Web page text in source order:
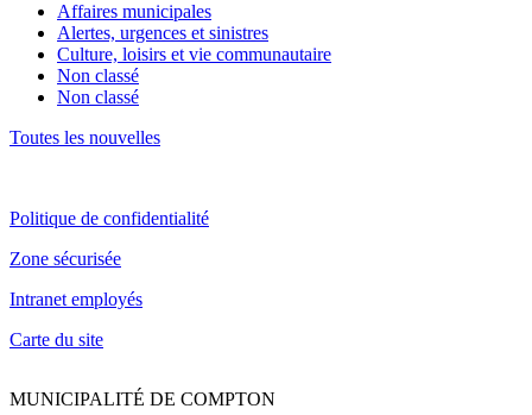
Affaires municipales
Alertes, urgences et sinistres
Culture, loisirs et vie communautaire
Non classé
Non classé
Toutes les nouvelles
Politique de confidentialité
Zone sécurisée
Intranet employés
Carte du site
MUNICIPALITÉ DE COMPTON